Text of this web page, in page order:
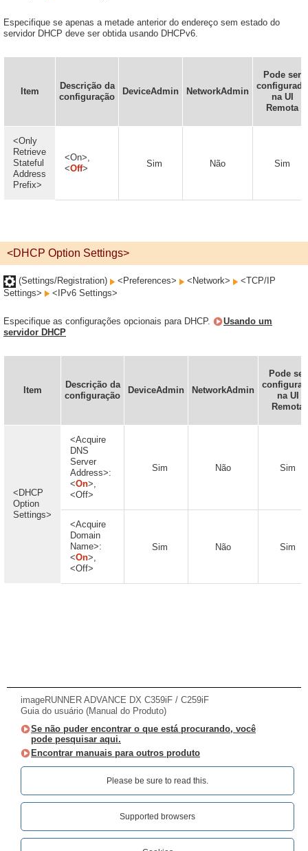
Especifique se apenas a metade anterior do endereço sem estado do
servidor DHCP deve ser obtida usando DHCPv6.
Item
Descrição da
configuração
DeviceAdmin NetworkAdmin
Pode ser
configurado
na UI
Remota
<Only
Retrieve
Stateful
Address
Prefix>
<On>,
<Off> Sim Não Sim
<DHCP Option Settings>
(Settings/Registration) <Preferences> <Network>
<TCP/IP
Settings>
<IPv6 Settings>
Especifique as configurações opcionais para DHCP.
Usando um
servidor DHCP
Item
Descrição da
configuração
DeviceAdmin NetworkAdmin
Pode ser
na UI
Remota
<DHCP
Option
Settings>
<Acquire
DNS
Server
Address>:
<On>,
<Off>
Sim Não Sim
<Acquire
Domain
Name>:
<On>,
<Off>
Sim Não Sim
imageRUNNER ADVANCE DX C359iF / C259iF
Guia do usuário (Manual do Produto)
Se não puder encontrar o que está procurando, você
pode pesquisar aqui.
Encontrar manuais para outros produto
Please be sure to read this.‎
Supported browsers